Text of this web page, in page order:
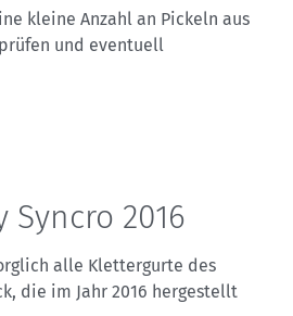
kleine Anzahl an Pickeln aus
und eventuell
2016
alle Klettergurte des
die im Jahr 2016 hergestellt